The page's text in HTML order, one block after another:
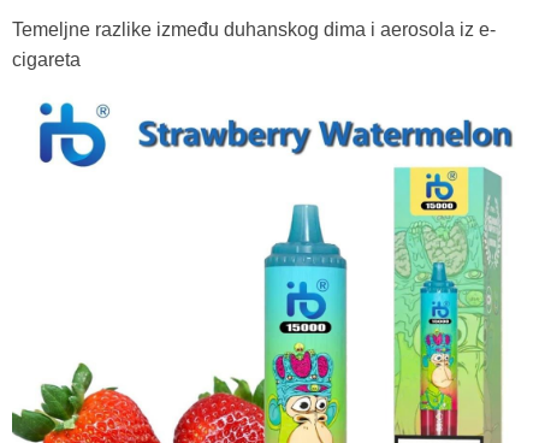
Temeljne razlike između duhanskog dima i aerosola iz e-
cigareta